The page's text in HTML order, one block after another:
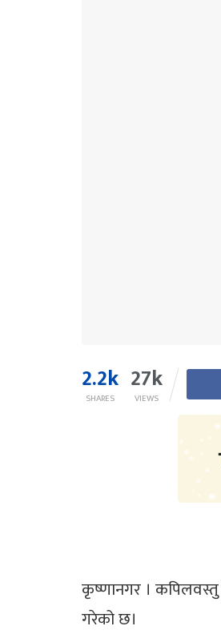
2.2k
SHARES
27k
VIEWS
कृष्णानगर । कपिलवस्तु
गरेको छ।